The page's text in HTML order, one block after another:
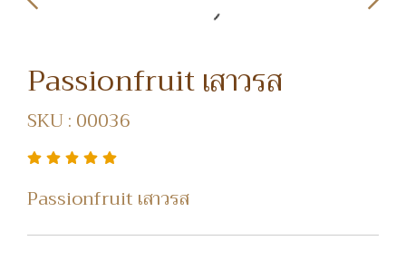
Passionfruit เสาวรส
SKU : 00036
Passionfruit เสาวรส